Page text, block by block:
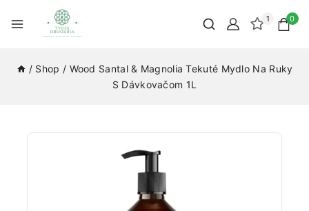
1 0
/ Shop / Wood Santal & Magnolia Tekuté Mydlo Na Ruky
S Dávkovačom 1L